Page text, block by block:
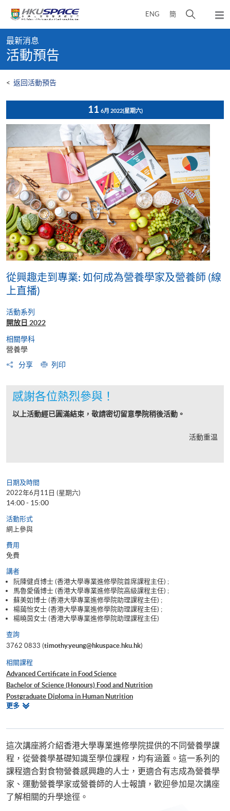
content
ENG 簡
開
彈
出
content
start
最新消息
活動預告
< 返回活動預告
11 6月 2022(星期六)
從興趣走到專業: 如何成為營養學家及營養師 (線
上直播)
活動系列
開放日 2022
相關學科
營養學
分享
列印
感謝各位熱烈參與！
以上活動經已圓滿結束，敬請密切留意學院稍後活動。
活動重温
日期及時間
2022年6月11日 (星期六)
14:00 - 15:00
活動形式
網上參與
費用
免費
講者
阮陳健貞博士 (香港大學專業進修學院首席課程主任) ;
馬魯愛儀博士 (香港大學專業進修學院高級課程主任) ;
蘇美如博士 (香港大學專業進修學院助理課程主任) ;
楊藹怡女士 (香港大學專業進修學院助理課程主任) ;
楊曉茵女士 (香港大學專業進修學院助理課程主任)
查詢
3762 0833 (timothy.yeung@hkuspace.hku.hk)
相關課程
Advanced Certificate in Food Science
Bachelor of Science (Honours) Food and Nutrition
Postgraduate Diploma in Human Nutrition
Postgraduate Diploma in Dietetics
更多相
這次講座將介紹香港大學專業進修學院提供的不同營養學課
程，從營養學基礎知識至學位課程，均有涵蓋。這一系列的
課程適合對食物營養感興趣的人士，更適合有志成為營養學
家、運動營養學家或營養師的人士報讀，歡迎參加是次講座
了解相關的升學途徑。